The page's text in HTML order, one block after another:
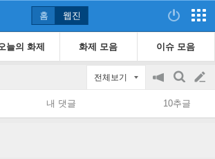
홈 웹진
늘의 화제 화제 모음 이슈 모음
전체보기
공
지
on/off
검
색
글
쓰
내 댓글 10추글